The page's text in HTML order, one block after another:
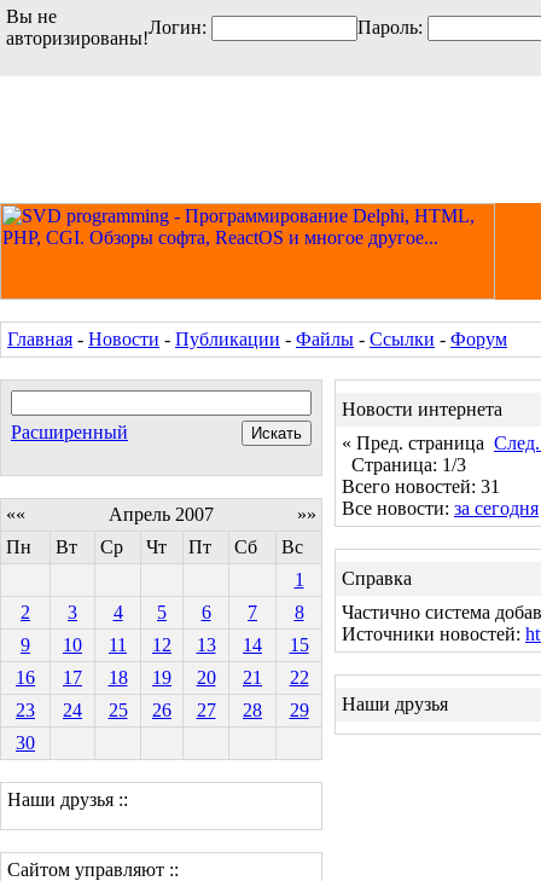
Вы не
авторизированы!
Логин: Пароль:
Главная - Новости - Публикации - Файлы - Ссылки - Форум
Расширенный
«« Апрель 2007
»»
Пн
Вт Ср Чт Пт Сб
Вс
1
2
3 4 5 6 7
8
9
10 11 12 13 14
15
16
17 18 19 20 21
22
23
24 25 26 27 28
29
30
Наши друзья ::
Сайтом управляют ::
Новости интернета
« Пред. страница
Страница: 1/3
Всего новостей: 31
Все новости: за сегодня
Справка
Частично система
Источники новостей:
Наши друзья